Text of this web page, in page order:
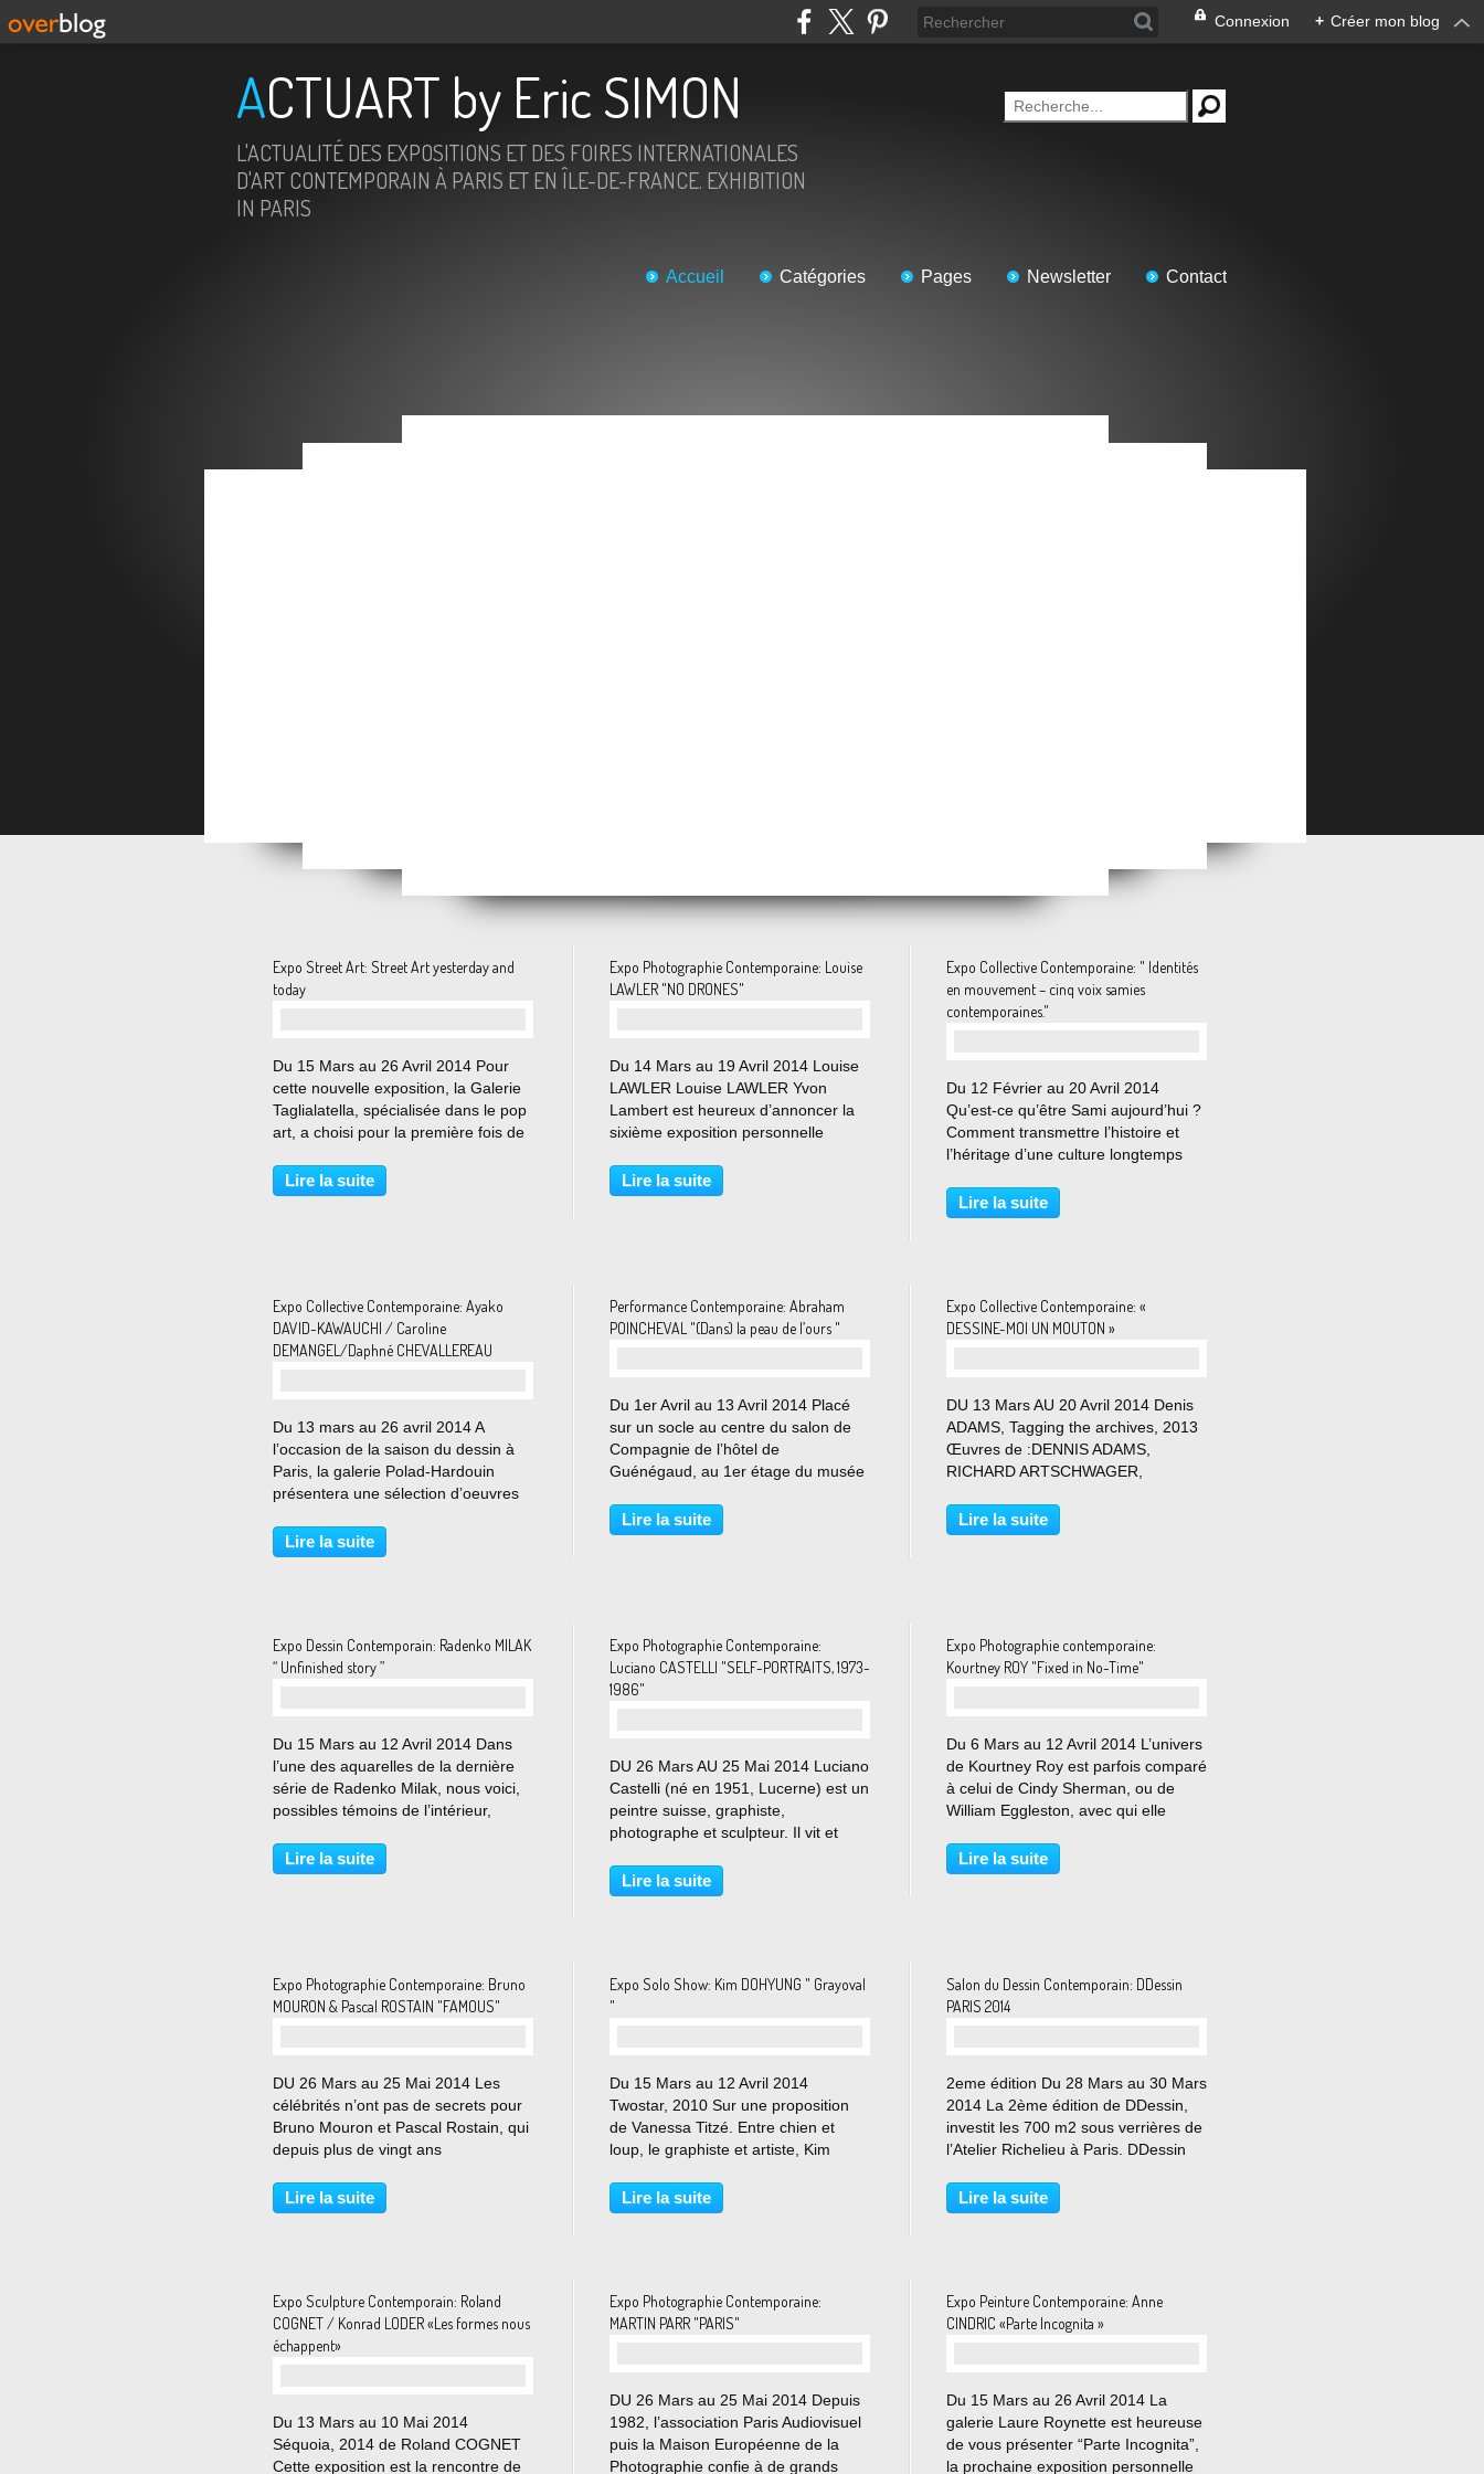
Connexion + Créer mon blog
ACTUART by Eric SIMON
L'ACTUALITÉ DES EXPOSITIONS ET DES FOIRES INTERNATIONALES
D'ART CONTEMPORAIN À PARIS ET EN ÎLE-DE-FRANCE. EXHIBITION
IN PARIS
Accueil Catégories Pages Newsletter Contact
Publié depuis Overblog et Facebook
"Mes années 80"
WE ARE [still] HERE
Expo Street Art: Street Art yesterday and
today
Du 15 Mars au 26 Avril 2014 Pour
cette nouvelle exposition, la Galerie
Taglialatella, spécialisée dans le pop
art, a choisi pour la première fois de
mouvements, en tant que tels,
artistiques et contemporains,
Lire la suite
Expo Photographie Contemporaine: Louise
LAWLER "NO DRONES"
Du 14 Mars au 19 Avril 2014 Louise
LAWLER Louise LAWLER Yvon
Lambert est heureux d’annoncer la
sixième exposition personnelle
Louise Lawler. Dans le cadre de
cette exposition, Louise Lawler
Lire la suite
Expo Collective Contemporaine: " Identités
en mouvement – cinq voix samies
contemporaines."
Du 12 Février au 20 Avril 2014
Qu’est-ce qu’être Sami aujourd’hui ?
Comment transmettre l’histoire et
l’héritage d’une culture longtemps
recours à ses modes de
représentation traditionnels ? Les
Lire la suite
Expo Collective Contemporaine: Ayako
DAVID-KAWAUCHI / Caroline
DEMANGEL/Daphné CHEVALLEREAU
Du 13 mars au 26 avril 2014 A
lʼoccasion de la saison du dessin à
Paris, la galerie Polad-Hardouin
présentera une sélection dʼoeuvres
Caroline Demangel et Daphné
Chevallereau. Conçues comme trois
Lire la suite
Performance Contemporaine: Abraham
POINCHEVAL "(Dans) la peau de l’ours "
Du 1er Avril au 13 Avril 2014 Placé
sur un socle au centre du salon de
Compagnie de l’hôtel de
Guénégaud, au 1er étage du musée
d’un ours naturalisé sera habitée par
l’artiste performeur pendant 13
Lire la suite
Expo Collective Contemporaine: «
DESSINE-MOI UN MOUTON »
DU 13 Mars AU 20 Avril 2014 Denis
ADAMS, Tagging the archives, 2013
Œuvres de :DENNIS ADAMS,
RICHARD ARTSCHWAGER,
FINCH, JEONG A KOO, JOSEPH
HAVEL, REBECCA HORN, MARK
Lire la suite
Expo Dessin Contemporain: Radenko MILAK
“ Unfinished story ”
Du 15 Mars au 12 Avril 2014 Dans
l’une des aquarelles de la dernière
série de Radenko Milak, nous voici,
possibles témoins de l’intérieur,
pouvons apercevoir des rues et des
blocs de bâtiments. La vue est en
Lire la suite
Expo Photographie Contemporaine:
Luciano CASTELLI "SELF-PORTRAITS, 1973-
1986"
DU 26 Mars AU 25 Mai 2014 Luciano
Castelli (né en 1951, Lucerne) est un
peintre suisse, graphiste,
photographe et sculpteur. Il vit et
Luciano Castelli s’exprime dans
différents médias : la peinture, la
Lire la suite
Expo Photographie contemporaine:
Kourtney ROY "Fixed in No-Time"
Du 6 Mars au 12 Avril 2014 L’univers
de Kourtney Roy est parfois comparé
à celui de Cindy Sherman, ou de
William Eggleston, avec qui elle
pour la couleur. Elle réalise sa
première exposition en 2005, puis
Lire la suite
Expo Photographie Contemporaine: Bruno
MOURON & Pascal ROSTAIN "FAMOUS"
DU 26 Mars au 25 Mai 2014 Les
célébrités n’ont pas de secrets pour
Bruno Mouron et Pascal Rostain, qui
depuis plus de vingt ans
grandes stars. Leurs images ont fait
le tour du monde dans la presse,
Lire la suite
Expo Solo Show: Kim DOHYUNG " Grayoval
"
Du 15 Mars au 12 Avril 2014
Twostar, 2010 Sur une proposition
de Vanessa Titzé. Entre chien et
loup, le graphiste et artiste, Kim
Le nom de son studio Grayoval ,
porte la marque de l’entre-deux. « Je
Lire la suite
Salon du Dessin Contemporain: DDessin
PARIS 2014
2eme édition Du 28 Mars au 30 Mars
2014 La 2ème édition de DDessin,
investit les 700 m2 sous verrières de
l’Atelier Richelieu à Paris. DDessin
intimiste. Une vingtaine de galeries
françaises et étrangères mettent à
Lire la suite
Expo Sculpture Contemporain: Roland
COGNET / Konrad LODER «Les formes nous
échappent»
Du 13 Mars au 10 Mai 2014
Séquoia, 2014 de Roland COGNET
Cette exposition est la rencontre de
Expo Photographie Contemporaine:
MARTIN PARR "PARIS"
DU 26 Mars au 25 Mai 2014 Depuis
1982, l’association Paris Audiovisuel
puis la Maison Européenne de la
Photographie confie à de grands
Expo Peinture Contemporaine: Anne
CINDRIC «Parte Incognita »
Du 15 Mars au 26 Avril 2014 La
galerie Laure Roynette est heureuse
de vous présenter “Parte Incognita”,
la prochaine exposition personnelle